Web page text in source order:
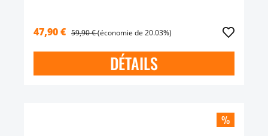
47,90 € 59,90 €(économie de 20.03%)
DÉTAILS
%